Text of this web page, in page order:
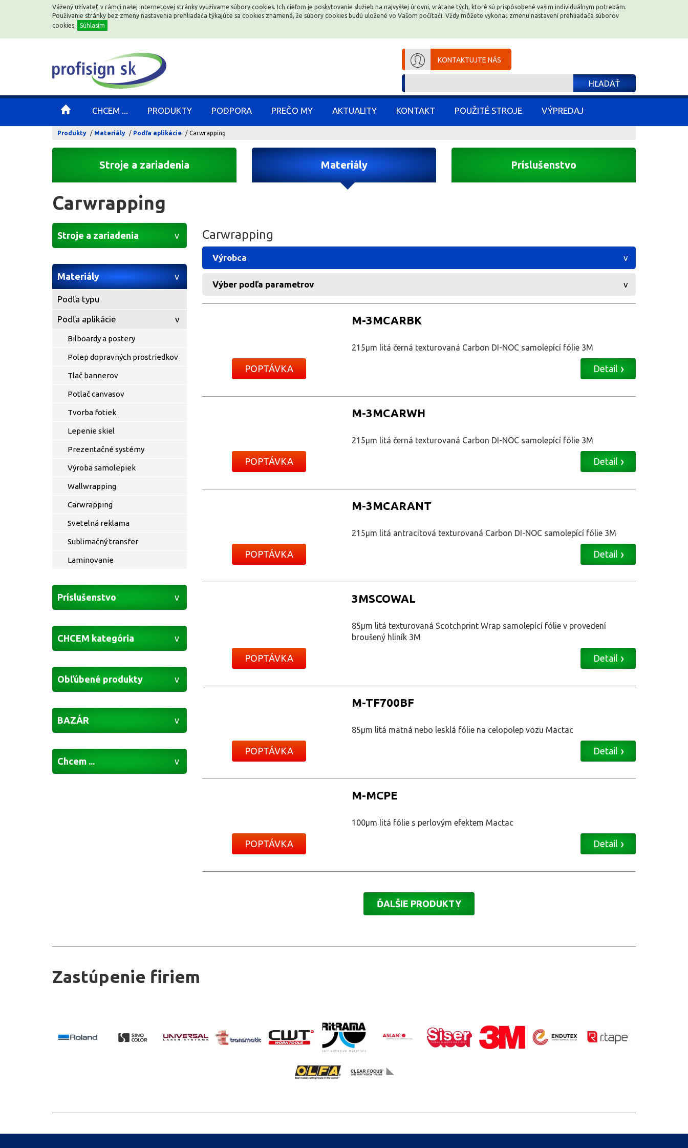
Vážený užívateľ, v rámci našej internetovej stránky využívame súbory cookies. Ich cieľom je poskytovanie služieb na najvyššej úrovni, vrátane tých, ktoré sú prispôsobené vašim individuálnym potrebám.
Používanie stránky bez zmeny nastavenia prehliadača týkajúce sa cookies znamená, že súbory cookies budú uložené vo Vašom počítači. Vždy môžete vykonať zmenu nastavení prehliadača súborov
cookies.
Súhlasím
KONTAKTUJTE NÁS
HĽADAŤ
CHCEM ... PRODUKTY PODPORA PREČO MY AKTUALITY KONTAKT POUŽITÉ STROJE VÝPREDAJ
Produkty Materiály Podľa aplikácie Carwrapping
Stroje a zariadenia Materiály Príslušenstvo
Carwrapping
Stroje a zariadenia
Materiály
Podľa typu
Podľa aplikácie
Bilboardy a postery
Polep dopravných prostriedkov
Tlač bannerov
Potlač canvasov
Tvorba fotiek
Lepenie skiel
Prezentačné systémy
Výroba samolepiek
Wallwrapping
Carwrapping
Svetelná reklama
Sublimačný transfer
Laminovanie
Príslušenstvo
CHCEM kategória
Obľúbené produkty
BAZÁR
Chcem ...
Carwrapping
Výrobca
Výber podľa parametrov
M-3MCARBK
215μm litá černá texturovaná Carbon DI-NOC samolepící fólie 3M
POPTÁVKA Detail
M-3MCARWH
215μm litá černá texturovaná Carbon DI-NOC samolepící fólie 3M
POPTÁVKA Detail
M-3MCARANT
215μm litá antracitová texturovaná Carbon DI-NOC samolepící fólie 3M
POPTÁVKA Detail
3MSCOWAL
85μm litá texturovaná Scotchprint Wrap samolepící fólie v provedení
broušený hliník 3M
POPTÁVKA Detail
M-TF700BF
85μm litá matná nebo lesklá fólie na celopolep vozu Mactac
POPTÁVKA Detail
M-MCPE
100μm litá fólie s perlovým efektem Mactac
POPTÁVKA Detail
ĎALŠIE PRODUKTY
Zastúpenie firiem
Vážený užívateľ, v rámci našej internetovej stránky využívame súbory cookies. Ich cieľom je poskytovanie služieb na najvyššej úrovni, vrátane tých, ktoré sú prispôsobené vašim individuálnym potrebám.
Používanie stránky bez zmeny nastavenia prehliadača týkajúce sa cookies znamená, že súbory cookies budú uložené vo Vašom počítači. Vždy môžete vykonať zmenu nastavení prehliadača súborov
cookies.
Súhlasím
KONTAKTUJTE NÁS
HĽADAŤ
CHCEM ... PRODUKTY PODPORA PREČO MY AKTUALITY KONTAKT POUŽITÉ STROJE VÝPREDAJ